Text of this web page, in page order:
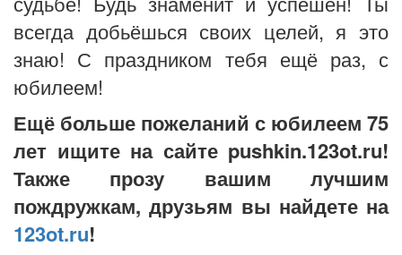
всегда добьёшься своих целей, я это
знаю! С праздником тебя ещё раз, с
юбилеем!
Ещё больше пожеланий с юбилеем 75
лет ищите на сайте pushkin.123ot.ru!
Также прозу вашим лучшим
пождружкам, друзьям вы найдете на
123ot.ru!